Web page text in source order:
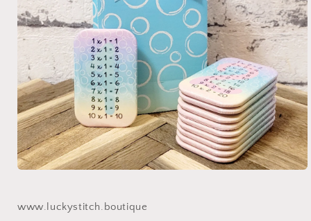
Modal
www.luckystitch.boutique